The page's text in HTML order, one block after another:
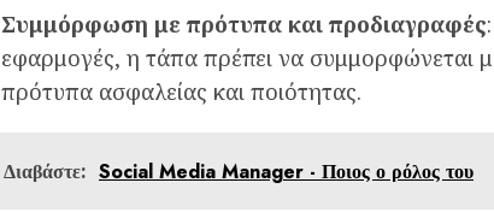
Συμμόρφωση με πρότυπα και προδιαγραφές
εφαρμογές, η τάπα πρέπει να συμμορφώνεται
πρότυπα ασφαλείας και ποιότητας.
Διαβάστε: Social Media Manager - Ποιος ο ρόλος του